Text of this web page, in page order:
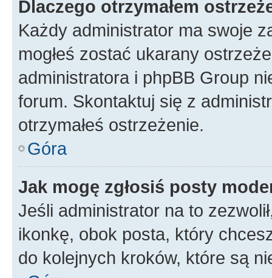
Dlaczego otrzymałem
Każdy administrator ma swoje
mogłeś zostać ukarany
administratora i phpBB Group
forum. Skontaktuj się z
otrzymałeś ostrzeżenie.
Góra
Jak mogę zgłosiś posty
Jeśli administrator na to
ikonkę, obok posta, który
do kolejnych kroków, które są